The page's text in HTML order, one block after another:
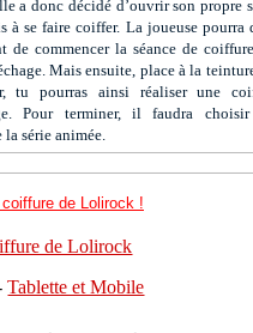
a donc décidé d’ouvrir son propre
à se faire coiffer. La joueuse pourra
de commencer la séance de
Mais ensuite, place à la
tu pourras ainsi réaliser une
Pour terminer, il faudra
série animée.
de Lolirock !
Tablette et Mobile